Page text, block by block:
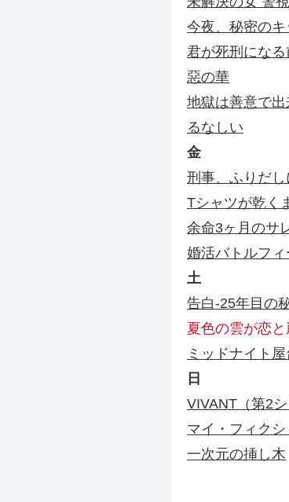
今夜、秘密の
君が死刑になる
惡の華
地獄は善意で出
るなしい
金
刑事、ふりだし
Tシャツが乾く
余命3ヶ月のサ
婚活バトルフ
土
告白-25年目の
夏色の雲が恋
ミッドナイト
日
VIVANT（第2シ
マイ・フィクシ
一次元の挿し木